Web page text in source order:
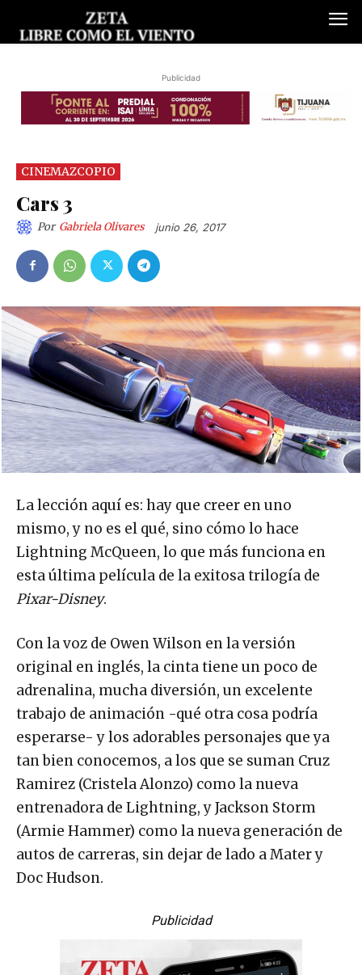
Publicidad
CINEMAZCOPIO
Cars 3
Por Gabriela Olivares junio 26, 2017
La lección aquí es: hay que creer en uno
mismo, y no es el qué, sino cómo lo hace
Lightning McQueen, lo que más funciona en
esta última película de la exitosa trilogía de
Pixar-Disney.
Con la voz de Owen Wilson en la versión
original en inglés, la cinta tiene un poco de
adrenalina, mucha diversión, un excelente
trabajo de animación -qué otra cosa podría
esperarse- y los adorables personajes que ya
tan bien conocemos, a los que se suman Cruz
Ramirez (Cristela Alonzo) como la nueva
entrenadora de Lightning, y Jackson Storm
(Armie Hammer) como la nueva generación de
autos de carreras, sin dejar de lado a Mater y
Doc Hudson.
Publicidad